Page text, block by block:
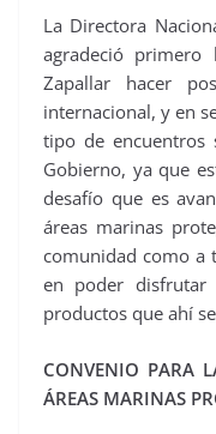
La Directora
agradeció
Zapallar hacer
internacional, y en
tipo de encuentros
Gobierno, ya que
desafío que es
áreas marinas
comunidad como a
en poder
productos que ahí
CONVENIO PARA
ÁREAS MARINAS